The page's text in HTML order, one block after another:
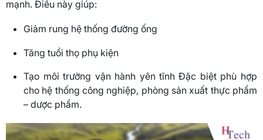
mạnh. Điều này giúp:
Giảm rung hệ thống đường ống
Tăng tuổi thọ phụ kiện
Tạo môi trường vận hành yên tĩnh Đặc biệt phù hợp
cho hệ thống công nghiệp, phòng sản xuất thực phẩm
– dược phẩm.